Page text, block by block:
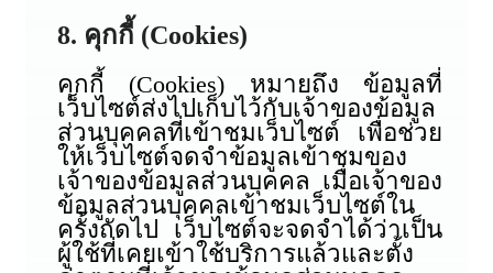
8. คุกกี้ (Cookies)
คุกกี้ (Cookies) หมายถึง ข้อมูลที่
เว็บไซต์ส่งไปเก็บไว้กับเจ้าของข้อมูล
ส่วนบุคคลที่เข้าชมเว็บไซต์ เพื่อช่วย
ให้เว็บไซต์จดจำข้อมูลเข้าชมของ
เจ้าของข้อมูลส่วนบุคคล เมื่อเจ้าของ
ข้อมูลส่วนบุคคลเข้าชมเว็บไซต์ใน
ครั้งถัดไป เว็บไซต์จะจดจำได้ว่าเป็น
ผู้ใช้ที่เคยเข้าใช้บริการแล้วและตั้ง